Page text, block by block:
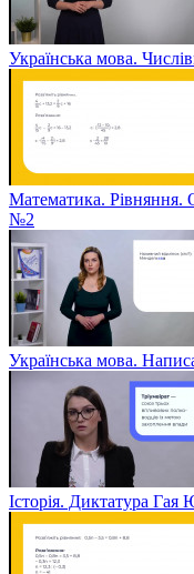
Українська мова.
Математика. Рівняння.
№2
Українська мова.
Історія. Диктатура Гая